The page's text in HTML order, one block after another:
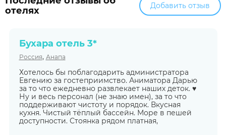
отелях
Добавить отзыв
Бухара отель 3*
Россия, Анапа
Хотелось бы поблагодарить администратора
Евгению за гостеприимство. Аниматора Дарью
за то что ежедневно развлекает наших деток. ♥️
Ну и весь персонал (не знаю имен), за то что
поддерживают чистоту и порядок. Вкусная
кухня. Чистый тёплый бассейн. Море в пешей
доступности. Стоянка рядом платная,